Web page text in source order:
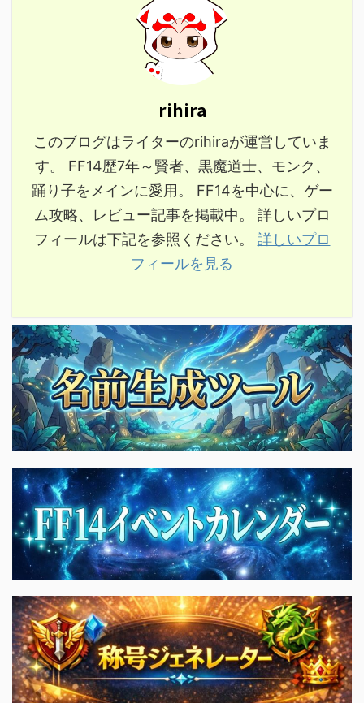
rihira
このブログはライターのrihiraが運営していま
す。 FF14歴7年～賢者、黒魔道士、モンク、
踊り子をメインに愛用。 FF14を中心に、ゲー
ム攻略、レビュー記事を掲載中。 詳しいプロ
フィールは下記を参照ください。 詳しいプロ
フィールを見る